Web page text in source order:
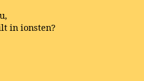
in ionsten?